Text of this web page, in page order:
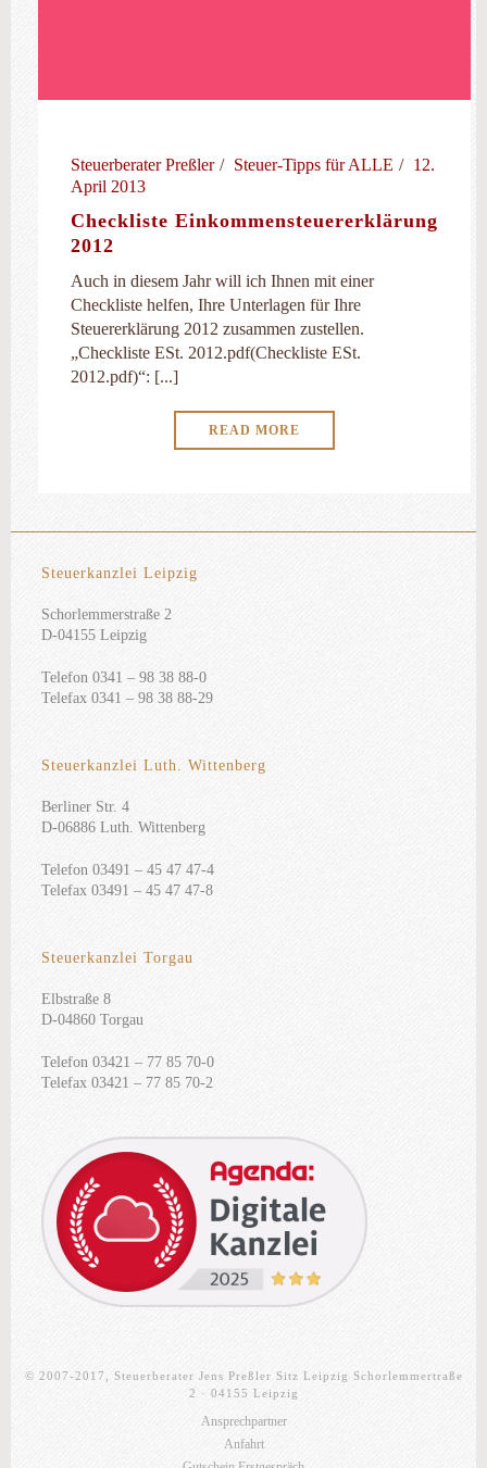
Steuerberater Preßler Steuer-Tipps für ALLE
12.
April 2013
Checkliste Einkommensteuererklärung
2012
Auch in diesem Jahr will ich Ihnen mit einer
Checkliste helfen, Ihre Unterlagen für Ihre
Steuererklärung 2012 zusammen zustellen.
„Checkliste ESt. 2012.pdf(Checkliste ESt.
2012.pdf)“: [...]
READ MORE
Steuerkanzlei Leipzig
Schorlemmerstraße 2
D-04155 Leipzig
Telefon 0341 – 98 38 88-0
Telefax 0341 – 98 38 88-29
Steuerkanzlei Luth. Wittenberg
Berliner Str. 4
D-06886 Luth. Wittenberg
Telefon 03491 – 45 47 47-4
Telefax 03491 – 45 47 47-8
Steuerkanzlei Torgau
Elbstraße 8
D-04860 Torgau
Telefon 03421 – 77 85 70-0
Telefax 03421 – 77 85 70-2
© 2007-2017, Steuerberater Jens Preßler Sitz Leipzig Schorlemmertraße
2 · 04155 Leipzig
Ansprechpartner
Anfahrt